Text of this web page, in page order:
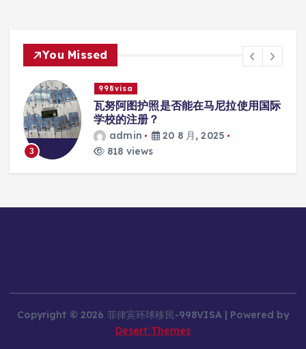
You Missed
3
998visa
瓦努阿图护照是否能在马尼拉使用国际
学校的注册？
admin
20 8 月, 2025
818 views
Copyright © 2026 菲律宾环球移民-998VISA | Powered by
Desert Themes